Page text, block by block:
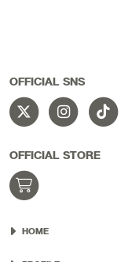
OFFICIAL SNS
OFFICIAL STORE
HOME